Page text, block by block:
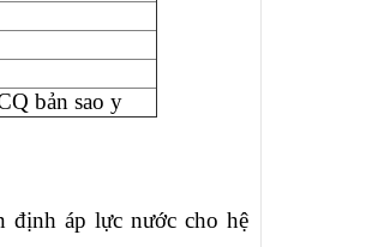
bản sao y
định áp lực nước cho hệ